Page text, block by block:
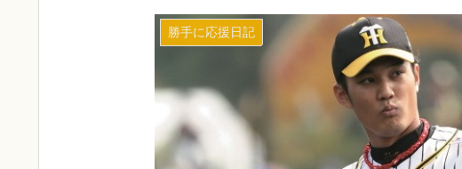
勝手に応援日記